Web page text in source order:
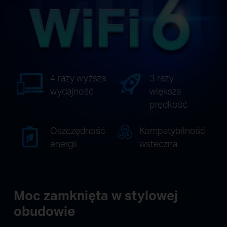
4 razy wyższa
wydajność
3 razy
większa
prędkość
Oszczędność
energii
Kompatybilność
wsteczna
Moc zamknięta w stylowej
obudowie